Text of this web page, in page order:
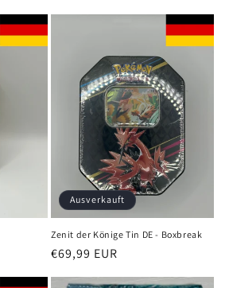
Ausverkauft
Zenit der Könige Tin DE - Boxbreak
Normaler
Preis
€69,99 EUR